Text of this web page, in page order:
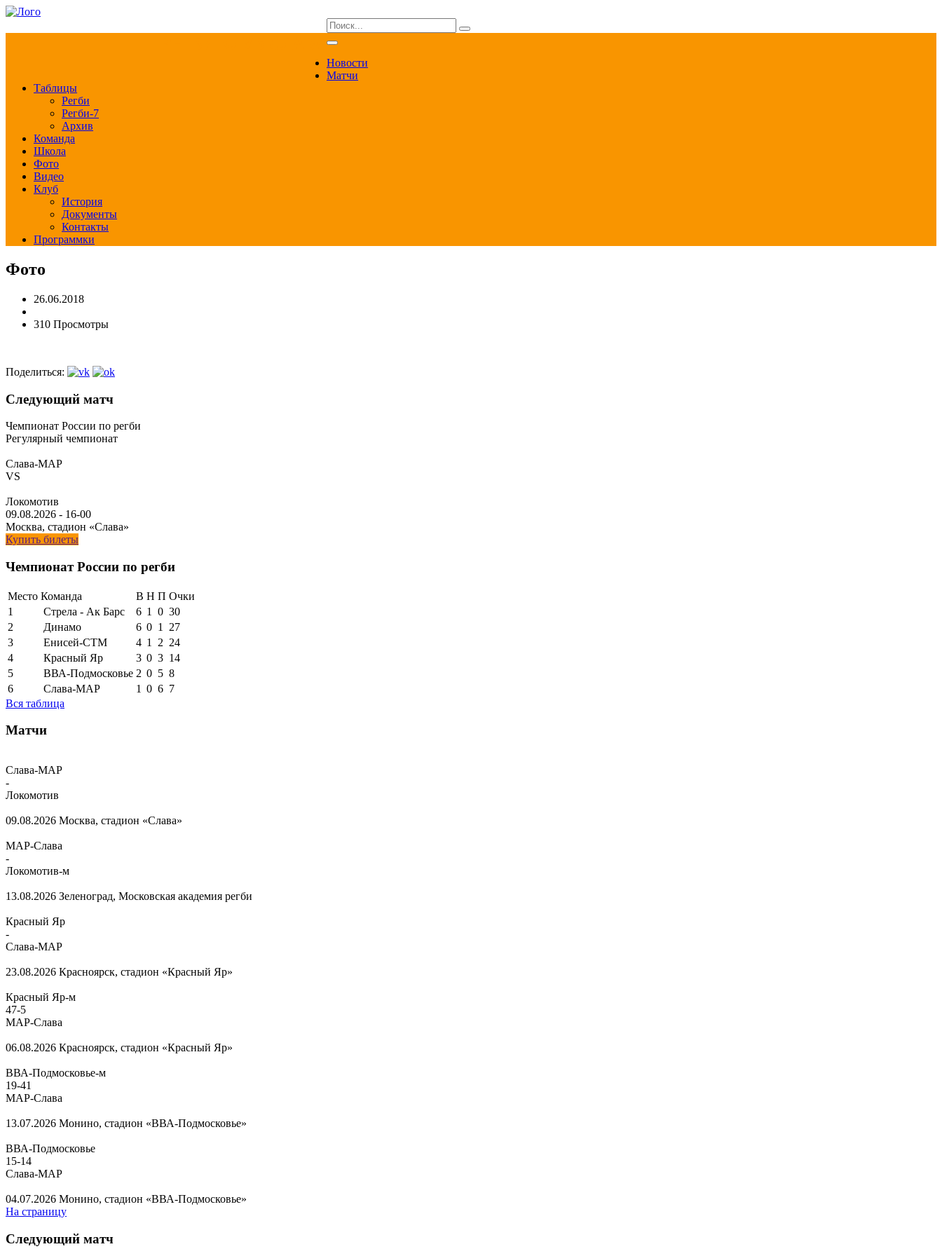
Новости
Матчи
Таблицы
Регби
Регби-7
Архив
Команда
Школа
Фото
Видео
Клуб
История
Документы
Контакты
Программки
Фото
26.06.2018
310 Просмотры
Поделиться:
Следующий матч
Чемпионат России по регби
Регулярный чемпионат
Слава-МАР
VS
Локомотив
09.08.2026 - 16-00
Москва, стадион «Слава»
Купить билеты
Чемпионат России по регби
Место Команда В Н П Очки
1
Стрела - Ак Барс 6 1 0 30
2
Динамо 6 0 1
27
3
Енисей-СТМ 4 1 2 24
4
Красный Яр 3 0 3 14
5
ВВА-Подмосковье 2 0 5 8
6
Слава-МАР 1 0 6 7
Вся таблица
Матчи
Слава-МАР
-
Локомотив
09.08.2026 Москва, стадион «Слава»
МАР-Слава
-
Локомотив-м
13.08.2026 Зеленоград, Московская академия регби
Красный Яр
-
Слава-МАР
23.08.2026 Красноярск, стадион «Красный Яр»
Красный Яр-м
47-5
МАР-Слава
06.08.2026 Красноярск, стадион «Красный Яр»
ВВА-Подмосковье-м
19-41
МАР-Слава
13.07.2026 Монино, стадион «ВВА-Подмосковье»
ВВА-Подмосковье
15-14
Слава-МАР
04.07.2026 Монино, стадион «ВВА-Подмосковье»
На страницу
Следующий матч